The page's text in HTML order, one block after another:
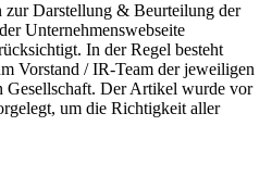
zur Darstellung & Beurteilung der
Unternehmenswebseite
In der Regel besteht
Vorstand / IR-Team der jeweiligen
Gesellschaft. Der Artikel wurde vor
um die Richtigkeit aller